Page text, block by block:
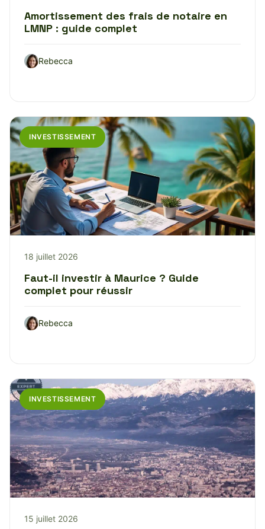
Amortissement des frais de notaire en
LMNP : guide complet
Rebecca
INVESTISSEMENT
18 juillet 2026
Faut-il investir à Maurice ? Guide
complet pour réussir
Rebecca
INVESTISSEMENT
15 juillet 2026